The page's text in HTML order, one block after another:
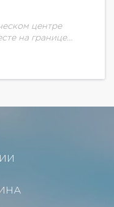
центре
на границе
иностранных